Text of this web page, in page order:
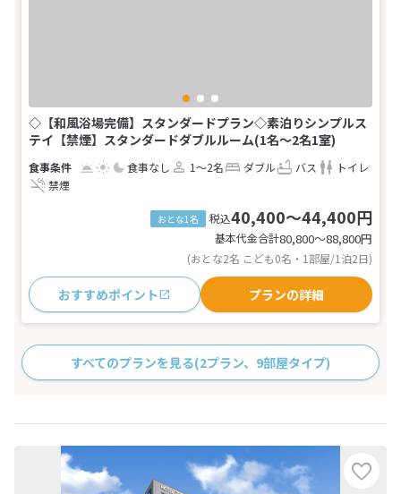
◇【和風浴場完備】スタンダードプラン◇素泊りシンプルス
テイ【禁煙】スタンダードダブルルーム(1名～2名1室)
食事なし 1～2名 ダブル バス
トイレ
禁煙
おとな1名 税込40,400～44,400円
基本代金合計80,800〜88,800円
(おとな2名 こども0名・1部屋/1泊2日)
おすすめポイント プランの詳細
すべてのプランを見る(2プラン、9部屋タイプ)